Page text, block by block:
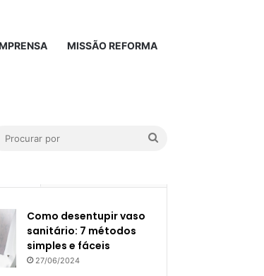
MISSÃO REFORMA
Como desentupir vaso
sanitário: 7 métodos
simples e fáceis
27/06/2024